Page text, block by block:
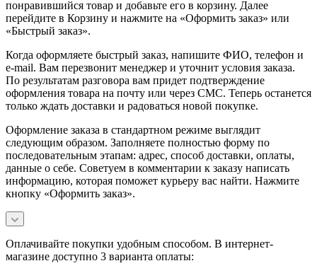
понравившийся товар и добавьте его в корзину. Далее
перейдите в Корзину и нажмите на «Оформить заказ» или
«Быстрый заказ».
Когда оформляете быстрый заказ, напишите ФИО, телефон и
e-mail. Вам перезвонит менеджер и уточнит условия заказа.
По результатам разговора вам придет подтверждение
оформления товара на почту или через СМС. Теперь останется
только ждать доставки и радоваться новой покупке.
Оформление заказа в стандартном режиме выглядит
следующим образом. Заполняете полностью форму по
последовательным этапам: адрес, способ доставки, оплаты,
данные о себе. Советуем в комментарии к заказу написать
информацию, которая поможет курьеру вас найти. Нажмите
кнопку «Оформить заказ».
Оплачивайте покупки удобным способом. В интернет-
магазине доступно 3 варианта оплаты: